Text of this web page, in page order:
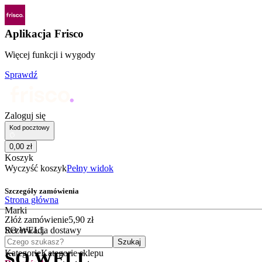
Aplikacja Frisco
Więcej funkcji i wygody
Sprawdź
Zaloguj się
Kod pocztowy
0,00 zł
Koszyk
Wyczyść koszykPełny widok
Szczegóły zamówienia
Złóż zamówienie5,90 zł
Rezerwacja dostawy
Czego szukasz?
Szukaj
KategorieKategorie sklepu
Strona główna
Marki
SO WELL